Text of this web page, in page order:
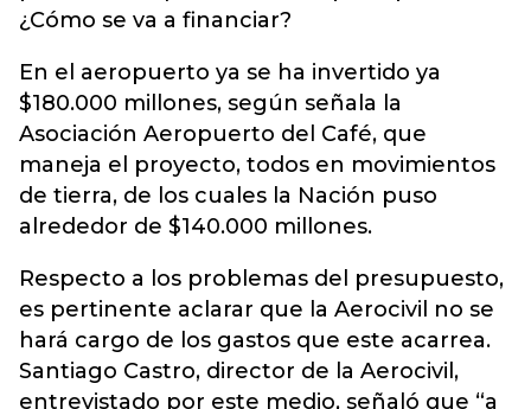
¿Cómo se va a financiar?
En el aeropuerto ya se ha invertido ya
$180.000 millones, según señala la
Asociación Aeropuerto del Café, que
maneja el proyecto, todos en movimientos
de tierra, de los cuales la Nación puso
alrededor de $140.000 millones.
Respecto a los problemas del presupuesto,
es pertinente aclarar que la Aerocivil no se
hará cargo de los gastos que este acarrea.
Santiago Castro, director de la Aerocivil,
entrevistado por este medio, señaló que “a